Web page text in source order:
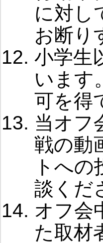
に対し
お断り
小学生
います
可を得
当オフ
戦の動
トへ
談くだ
オフ会
た取材